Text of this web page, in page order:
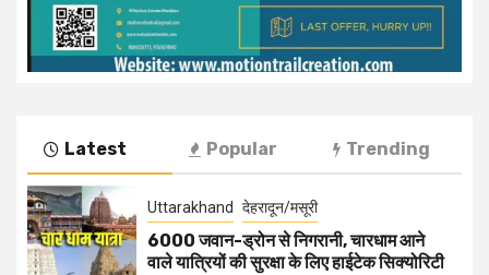
Latest Popular Trending
Uttarakhand देहरादून/मसूरी
6000 जवान-ड्रोन से निगरानी, चारधाम आने
वाले यात्रियों की सुरक्षा के लिए हाईटेक सिक्योरिटी